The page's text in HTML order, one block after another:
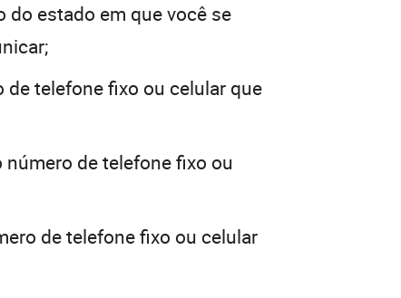
estado em que você se
de telefone fixo ou celular que
número de telefone fixo ou
de telefone fixo ou celular